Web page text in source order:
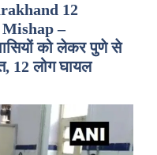
12
–
को लेकर पुणे से
12 लोग घायल